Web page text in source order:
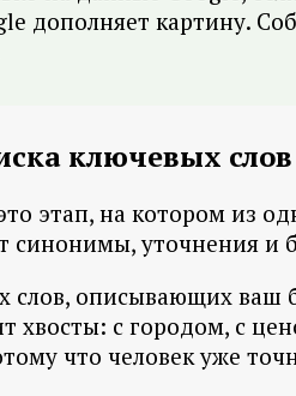
дополняет картину.
ключевых слов
этап, на котором из
синонимы, уточнения
описывающих ваш
хвосты: с городом, с
что человек уже